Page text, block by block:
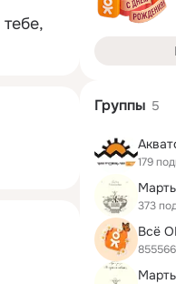
Группы 5
179
373
Всё